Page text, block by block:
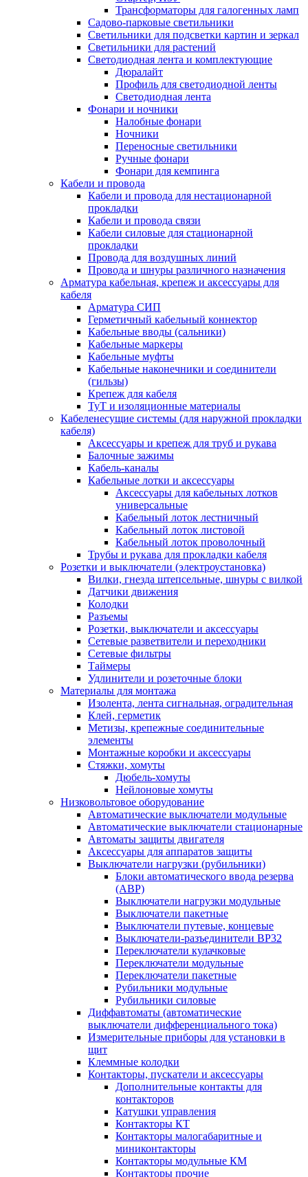
Трансформаторы для галогенных ламп
Садово-парковые светильники
Светильники для подсветки картин и зеркал
Светильники для растений
Светодиодная лента и комплектующие
Дюралайт
Профиль для светодиодной ленты
Светодиодная лента
Фонари и ночники
Налобные фонари
Ночники
Переносные светильники
Ручные фонари
Фонари для кемпинга
Кабели и провода
Кабели и провода для нестационарной
прокладки
Кабели и провода связи
Кабели силовые для стационарной
прокладки
Провода для воздушных линий
Провода и шнуры различного назначения
Арматура кабельная, крепеж и аксессуары для
кабеля
Арматура СИП
Герметичный кабельный коннектор
Кабельные вводы (сальники)
Кабельные маркеры
Кабельные муфты
Кабельные наконечники и соединители
(гильзы)
Крепеж для кабеля
ТуТ и изоляционные материалы
Кабеленесущие системы (для наружной прокладки
кабеля)
Аксессуары и крепеж для труб и рукава
Балочные зажимы
Кабель-каналы
Кабельные лотки и аксессуары
Аксессуары для кабельных лотков
универсальные
Кабельный лоток лестничный
Кабельный лоток листовой
Кабельный лоток проволочный
Трубы и рукава для прокладки кабеля
Розетки и выключатели (электроустановка)
Вилки, гнезда штепсельные, шнуры с вилкой
Датчики движения
Колодки
Разъемы
Розетки, выключатели и аксессуары
Сетевые разветвители и переходники
Сетевые фильтры
Таймеры
Удлинители и розеточные блоки
Материалы для монтажа
Изолента, лента сигнальная, оградительная
Клей, герметик
Метизы, крепежные соединительные
элементы
Монтажные коробки и аксессуары
Стяжки, хомуты
Дюбель-хомуты
Нейлоновые хомуты
Низковольтовое оборудование
Автоматические выключатели модульные
Автоматические выключатели стационарные
Автоматы защиты двигателя
Аксессуары для аппаратов защиты
Выключатели нагрузки (рубильники)
Блоки автоматического ввода резерва
(АВР)
Выключатели нагрузки модульные
Выключатели пакетные
Выключатели путевые, концевые
Выключатели-разъединители ВР32
Переключатели кулачковые
Переключатели модульные
Переключатели пакетные
Рубильники модульные
Рубильники силовые
Диффавтоматы (автоматические
выключатели дифференциального тока)
Измерительные приборы для установки в
щит
Клеммные колодки
Контакторы, пускатели и аксессуары
Дополнительные контакты для
контакторов
Катушки управления
Контакторы КТ
Контакторы малогабаритные и
миниконтакторы
Контакторы модульные КМ
Контакторы прочие